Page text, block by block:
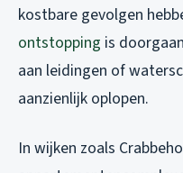
kostbare gevolgen
ontstopping is
aan leidingen of
aanzienlijk oplopen.
In wijken zoals